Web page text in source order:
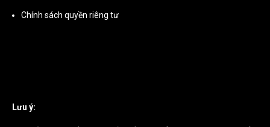
Chính sách quyền riêng tư
Lưu ý: